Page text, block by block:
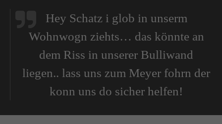
Hey Schatz i glob in unserm
Wohnwogn ziehts… das könnte an
dem Riss in unserer Bulliwand
liegen.. lass uns zum Meyer fohrn der
konn uns do sicher helfen!